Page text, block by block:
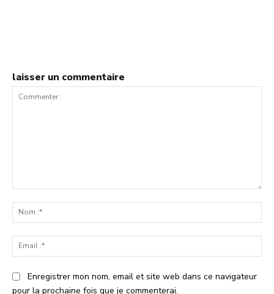
laisser un commentaire
:*
:*
Enregistrer mon nom, email et site web dans ce navigateur
pour la prochaine fois que je commenterai.